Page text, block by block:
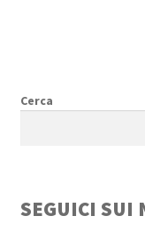
Cerca
SEGUICI SUI